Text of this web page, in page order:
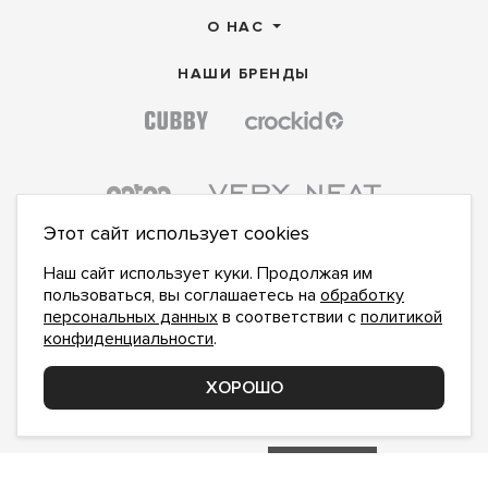
О НАС
НАШИ БРЕНДЫ
ПОДПИСАТЬСЯ НА НОВОСТИ:
сполитикой конфиденциальностиознакомлен и
Этот сайт использует cookies
Наш сайт использует куки. Продолжая им
пользоваться, вы соглашаетесь на обработку
персональных данных в соответствии с политикой
конфиденциальности.
ХОРОШО